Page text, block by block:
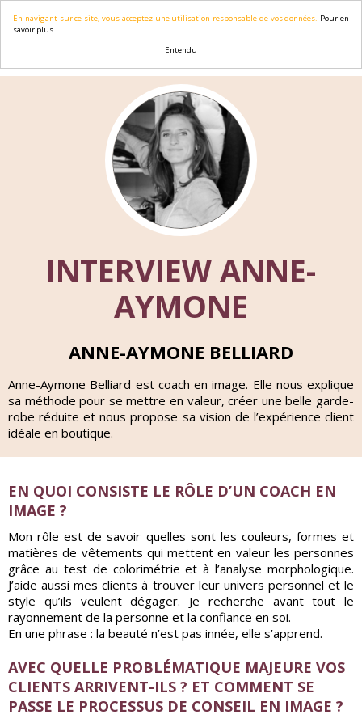
Entendu
En navigant sur ce site, vous acceptez une utilisation responsable de vos données. Pour en
savoir plus
INTERVIEW ANNE-
AYMONE
ANNE-AYMONE BELLIARD
Anne-Aymone Belliard est coach en image. Elle nous explique
sa méthode pour se mettre en valeur, créer une belle garde-
robe réduite et nous propose sa vision de l’expérience client
idéale en boutique.
EN QUOI CONSISTE LE RÔLE D’UN COACH EN
IMAGE ?
Mon rôle est de savoir quelles sont les couleurs, formes et
matières de vêtements qui mettent en valeur les personnes
grâce au test de colorimétrie et à l’analyse morphologique.
J’aide aussi mes clients à trouver leur univers personnel et le
style qu’ils veulent dégager. Je recherche avant tout le
rayonnement de la personne et la confiance en soi.
En une phrase : la beauté n’est pas innée, elle s’apprend.
AVEC QUELLE PROBLÉMATIQUE MAJEURE VOS
CLIENTS ARRIVENT-ILS ? ET COMMENT SE
PASSE LE PROCESSUS DE CONSEIL EN IMAGE ?